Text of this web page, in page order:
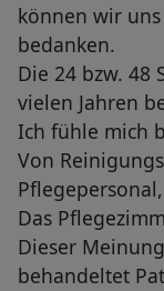
können wir
bedanken.
Die 24 bzw. 48
vielen Jahren
Ich fühle mich
Von
Das
Dieser
behandeltet